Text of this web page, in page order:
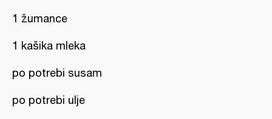
1 žumance
1 kašika mleka
po potrebi susam
po potrebi ulje